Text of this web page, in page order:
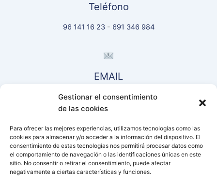
Gestionar el consentimiento
de las cookies
Para ofrecer las mejores experiencias, utilizamos tecnologías como las
cookies para almacenar y/o acceder a la información del dispositivo. El
consentimiento de estas tecnologías nos permitirá procesar datos como
el comportamiento de navegación o las identificaciones únicas en este
sitio. No consentir o retirar el consentimiento, puede afectar
negativamente a ciertas características y funciones.
Teléfono
96 141 16 23- 691 346 984
EMAIL
comercial@piensosnoalles.es
Conectar